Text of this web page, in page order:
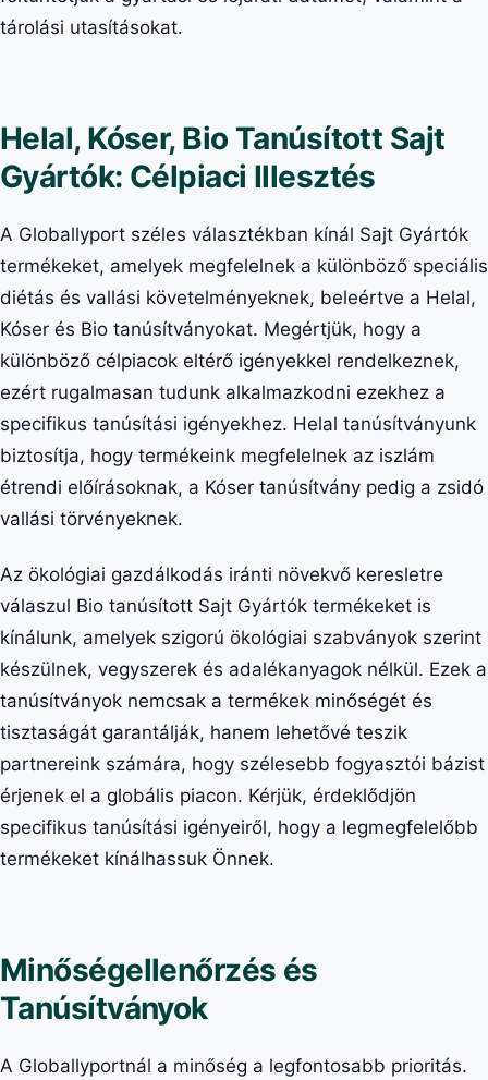
tárolási utasításokat.
Helal, Kóser, Bio Tanúsított Sajt
Gyártók: Célpiaci Illesztés
A Globallyport széles választékban kínál Sajt Gyártók
termékeket, amelyek megfelelnek a különböző speciális
diétás és vallási követelményeknek, beleértve a Helal,
Kóser és Bio tanúsítványokat. Megértjük, hogy a
különböző célpiacok eltérő igényekkel rendelkeznek,
ezért rugalmasan tudunk alkalmazkodni ezekhez a
specifikus tanúsítási igényekhez. Helal tanúsítványunk
biztosítja, hogy termékeink megfelelnek az iszlám
étrendi előírásoknak, a Kóser tanúsítvány pedig a zsidó
vallási törvényeknek.
Az ökológiai gazdálkodás iránti növekvő keresletre
válaszul Bio tanúsított Sajt Gyártók termékeket is
kínálunk, amelyek szigorú ökológiai szabványok szerint
készülnek, vegyszerek és adalékanyagok nélkül. Ezek a
tanúsítványok nemcsak a termékek minőségét és
tisztaságát garantálják, hanem lehetővé teszik
partnereink számára, hogy szélesebb fogyasztói bázist
érjenek el a globális piacon. Kérjük, érdeklődjön
specifikus tanúsítási igényeiről, hogy a legmegfelelőbb
termékeket kínálhassuk Önnek.
Minőségellenőrzés és
Tanúsítványok
A Globallyportnál a minőség a legfontosabb prioritás.